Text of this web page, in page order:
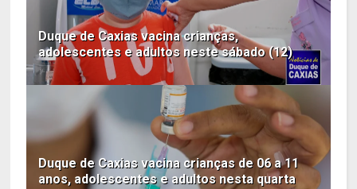
Duque de Caxias vacina crianças,
adolescentes e adultos neste sábado (12)
Duque de Caxias vacina crianças de 06 a 11
anos, adolescentes e adultos nesta quarta